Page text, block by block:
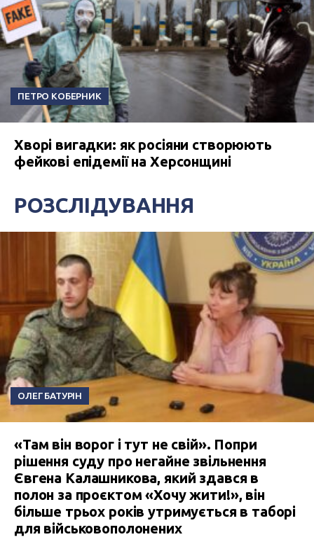
ПЕТРО КОБЕРНИК
Хворі вигадки: як росіяни створюють
фейкові епідемії на Херсонщині
РОЗСЛІДУВАННЯ
ОЛЕГ БАТУРІН
«Там він ворог і тут не свій». Попри
рішення суду про негайне звільнення
Євгена Калашникова, який здався в
полон за проєктом «Хочу жити!», він
більше трьох років утримується в таборі
для військовополонених